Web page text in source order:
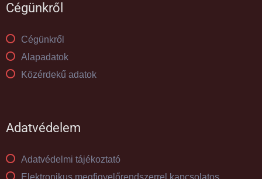
Cégünkről
Cégünkről
Alapadatok
Közérdekű adatok
Adatvédelem
Adatvédelmi tájékoztató
Elektronikus megfigyelőrendszerrel kapcsolatos